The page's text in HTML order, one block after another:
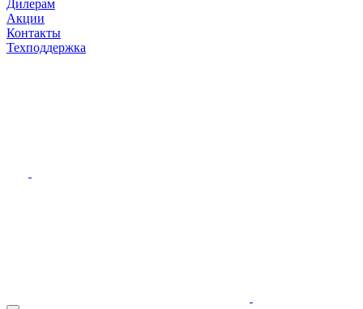
Дилерам
Акции
Контакты
Техподдержка